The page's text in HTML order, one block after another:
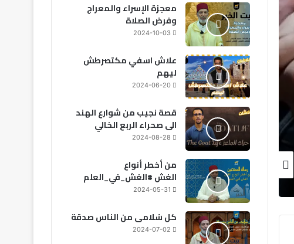
نجاة 18 بحارًا بعد غرق
2026-08-07
تنسيقية الموظفين تطالب بإدراج “التوقيت الميسر” في الحوار الاجتماعي
2026-08-06
الحكومة: اعتماد نظام 8 ساعات إلزامي في الحراسة الخاصة ومنع صفقات 12 ساعة
معجزة الإسراء والمعراج
وفرض الصلاة
2024-10-03
علاش اسفي مكتصرطش
ليهم
2024-06-20
قصة نجيب من شوارع الهند
الى صحراء الربع الخالي
2024-08-28
من أخطر أنواع
الغش #الغش_في_العلم
2024-05-31
كل سُلامى من الناس صدقة
2024-07-02